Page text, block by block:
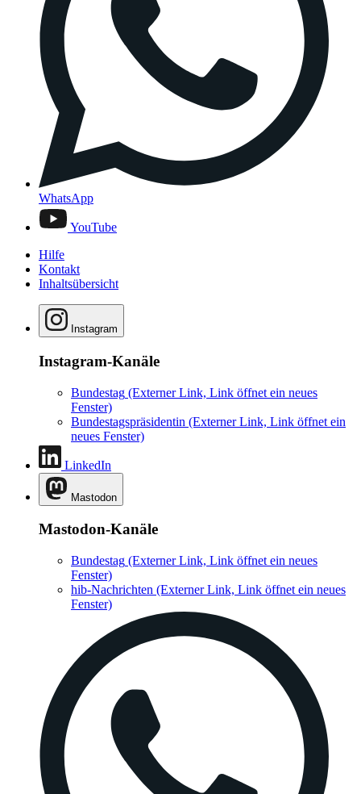
WhatsApp
YouTube
Hilfe
Kontakt
Inhaltsübersicht
Instagram
Instagram-Kanäle
Bundestag (Externer Link, Link öffnet ein neues
Fenster)
Bundestagspräsidentin (Externer Link, Link öffnet ein
neues Fenster)
LinkedIn
Mastodon
Mastodon-Kanäle
Bundestag (Externer Link, Link öffnet ein neues
Fenster)
hib-Nachrichten (Externer Link, Link öffnet ein neues
Fenster)